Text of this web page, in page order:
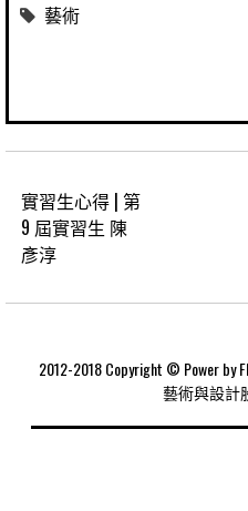
藝術
實習生心得 | 第
9 屆實習生 陳
彥淳
2012-2018 Copyright © Power by
藝術與設計